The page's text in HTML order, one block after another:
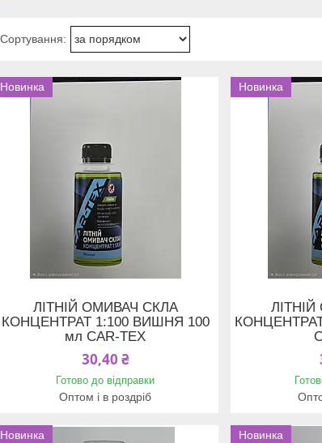
Новинка
ЛІТНІЙ ОМИВАЧ СКЛА
КОНЦЕНТРАТ 1:100 ВИШНЯ 100
мл CAR-TEX
30,40 ₴
Готово до відправки
Оптом і в роздріб
Новинка
Новинка Новинка